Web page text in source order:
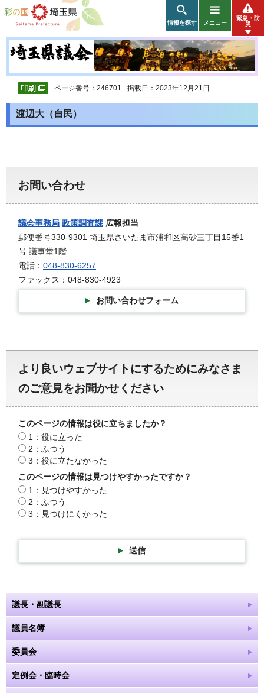
彩の国 埼玉県
情報を探す メニュー
緊急・防
災
ページ番号：246701 掲載日：2023年12月21日
渡辺大（自民）
お問い合わせ
議会事務局 政策調査課 広報担当
郵便番号330-9301 埼玉県さいたま市浦和区高砂三丁目15番1
号 議事堂1階
電話： 048-830-6257
ファックス：048-830-4923
お問い合わせフォーム
より良いウェブサイトにするためにみなさま
のご意見をお聞かせください
このページの情報は役に立ちましたか？
1：役に立った
2：ふつう
3：役に立たなかった
このページの情報は見つけやすかったですか？
1：見つけやすかった
2：ふつう
3：見つけにくかった
送信
議長・副議長
議員名簿
委員会
定例会・臨時会